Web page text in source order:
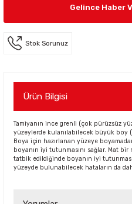
Gelince Haber
Stok Sorunuz
Ürün Bilgisi
Tamiyanın ince grenli (çok pürüzsüz
yüzeylerde kulanılabilecek büyük boy (
Boya için hazırlanan yüzeye
boyanın iyi tutunmasını sağlar. Mat
tatbik edildiğinde boyanın iyi
yüzeyde bulunabilecek hataların da